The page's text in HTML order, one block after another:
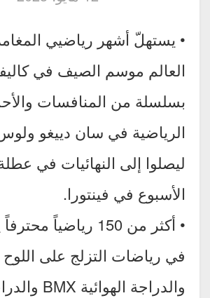
• يستهلّ أشهر رياضيي
العالم موسم الصيف في
بسلسلة من المنافسات
الرياضية في سان دييغو
ليصلوا إلى النهائيات في
الأسبوع في فينتورا.
• أكثر من 150 رياضياً